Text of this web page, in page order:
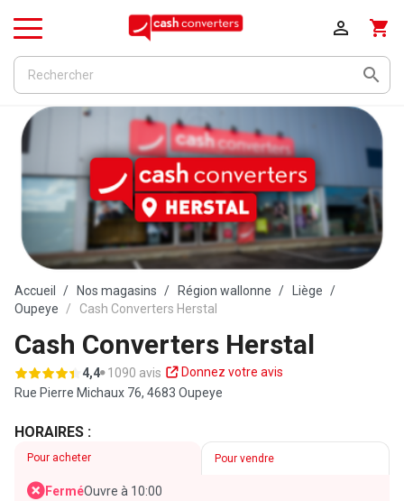

shopping_cart

Menu
Accueil Nos magasins Région wallonne
Liège
Oupeye
Cash Converters Herstal
Cash Converters Herstal
4,4 1090 avis
Donnez votre avis
Rue Pierre Michaux 76, 4683 Oupeye
HORAIRES :
Pour acheter Pour vendre
FerméOuvre à 10:00